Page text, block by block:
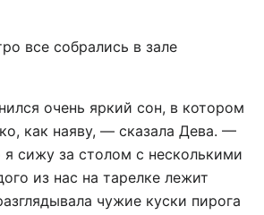
все собрались в зале
очень яркий сон, в котором
как наяву, — сказала Дева. —
я сижу за столом с несколькими
из нас на тарелке лежит
чужие куски пирога